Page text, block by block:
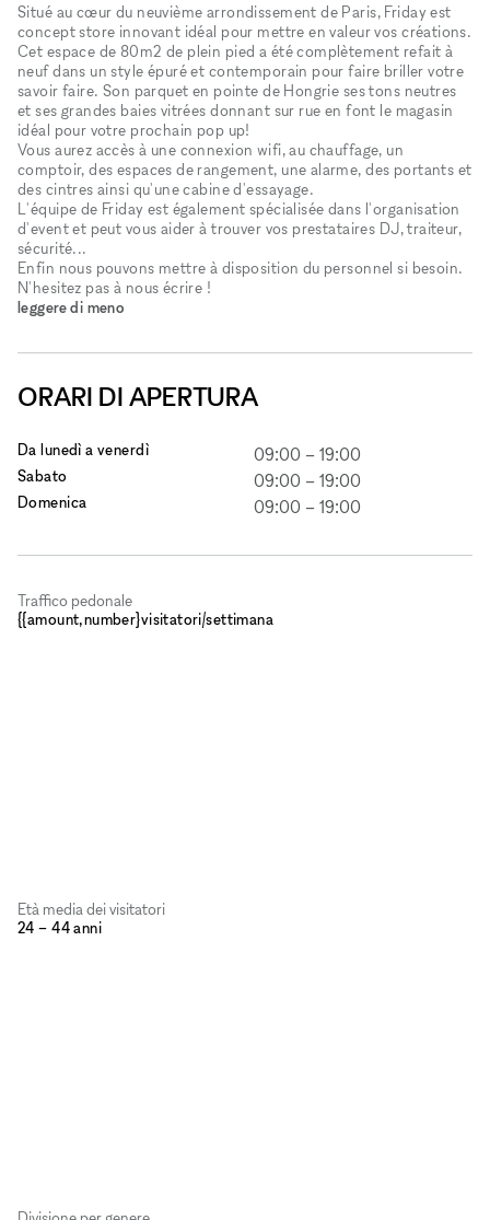
Situé au cœur du neuvième arrondissement de Paris, Friday est
concept store innovant idéal pour mettre en valeur vos créations.
Cet espace de 80m2 de plein pied a été complètement refait à
neuf dans un style épuré et contemporain pour faire briller votre
savoir faire. Son parquet en pointe de Hongrie ses tons neutres
et ses grandes baies vitrées donnant sur rue en font le magasin
idéal pour votre prochain pop up!
Vous aurez accès à une connexion wifi, au chauffage, un
comptoir, des espaces de rangement, une alarme, des portants et
des cintres ainsi qu'une cabine d'essayage.
L'équipe de Friday est également spécialisée dans l'organisation
d'event et peut vous aider à trouver vos prestataires DJ, traiteur,
sécurité...
Enfin nous pouvons mettre à disposition du personnel si besoin.
N'hesitez pas à nous écrire !
leggere di meno
ORARI DI APERTURA
Da lunedì a venerdì 09:00 – 19:00
Sabato 09:00 – 19:00
Domenica 09:00 – 19:00
Traffico pedonale
{{amount,number}visitatori/settimana
Età media dei visitatori
24 – 44 anni